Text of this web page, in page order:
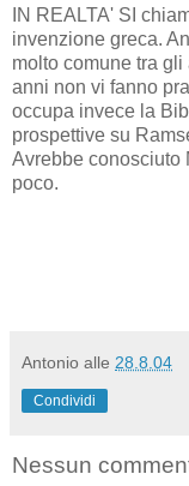
IN REALTA' SI
invenzione greca.
molto comune tra
anni non vi fanno
occupa invece la
prospettive su
Avrebbe conosciuto
poco.
Antonio alle 28.8.04
Condividi
Nessun